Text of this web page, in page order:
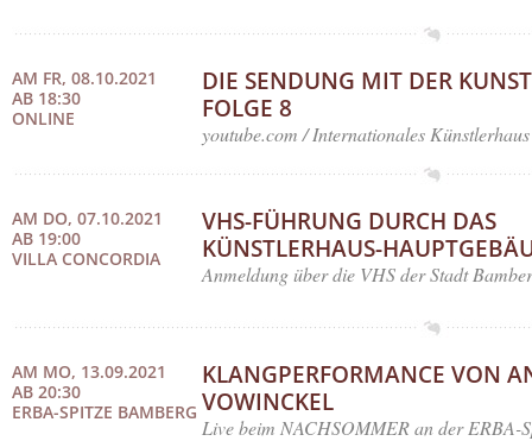
AM FR, 08.10.2021
AB 18:30
ONLINE
DIE SENDUNG MIT DER
FOLGE 8
youtube.com / Internationales
AM DO, 07.10.2021
AB 19:00
VILLA CONCORDIA
VHS-FÜHRUNG DURCH DAS
KÜNSTLERHAUS-
Anmeldung über die VHS der Stadt
AM MO, 13.09.2021
AB 20:30
ERBA-SPITZE BAMBERG
KLANGPERFORMANCE VON
VOWINCKEL
Live beim NACHSOMMER an der ERBA-